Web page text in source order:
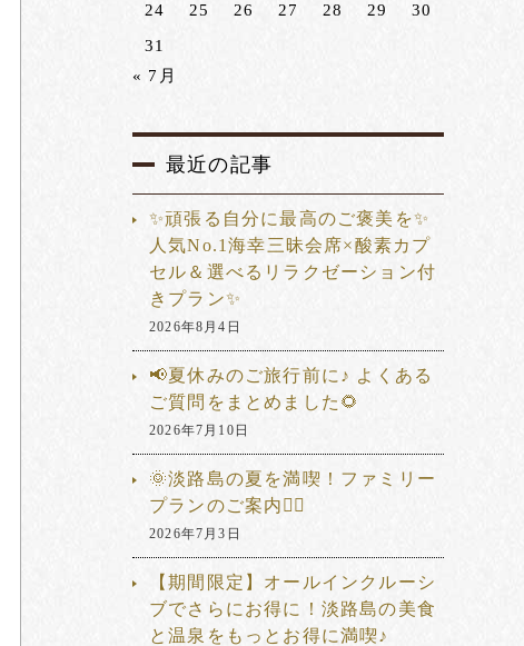
24
25 26 27 28 29
30
31
« 7月
最近の記事
✨頑張る自分に最高のご褒美を✨
人気No.1海幸三昧会席×酸素カプ
セル＆選べるリラクゼーション付
きプラン✨
2026年8月4日
📢夏休みのご旅行前に♪ よくある
ご質問をまとめました🌻
2026年7月10日
🌞淡路島の夏を満喫！ファミリー
プランのご案内🏊‍♂️
2026年7月3日
【期間限定】オールインクルーシ
ブでさらにお得に！淡路島の美食
と温泉をもっとお得に満喫♪